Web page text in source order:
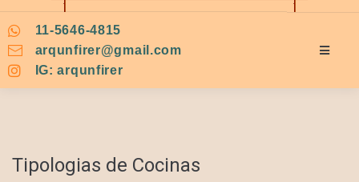
11-5646-4815
arqunfirer@gmail.com
IG: arqunfirer
Tipologias de Cocinas